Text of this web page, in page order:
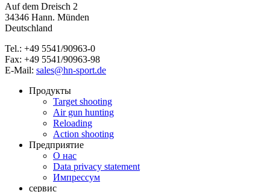
Auf dem Dreisch 2
34346 Hann. Münden
Deutschland
Tel.: +49 5541/90963-0
Fax: +49 5541/90963-98
E-Mail: sales@hn-sport.de
Продукты
Target shooting
Air gun hunting
Reloading
Action shooting
Предприятие
О нас
Data privacy statement
Импрессум
сервис